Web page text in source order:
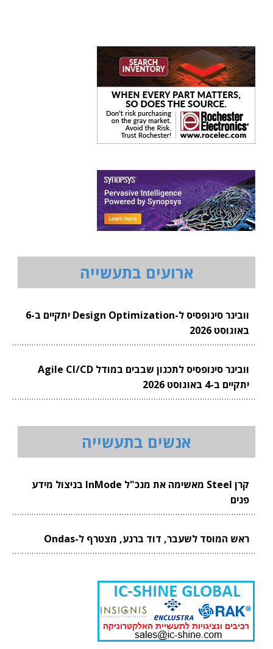
ארועים בתעשייה
וובינר סינופסיס ל-Design Optimization יתקיים ב-6
באוגוסט 2026
וובינר סינופסיס לתכנון שבבים במודל Agile CI/CD
יתקיים ב-4 באוגוסט 2026
אנשים בתעשייה
קרן Steel מאשימה את מנכ"ל InMode בניצול מידע
פנים
ראש המוסד לשעבר, דוד ברנע, מצטרף ל-Ondas